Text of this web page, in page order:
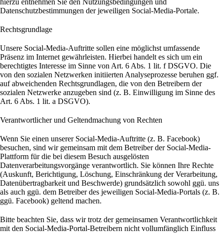
hierzu entnehmen Sie den Nutzungsbedingungen und
Datenschutzbestimmungen der jeweiligen Social-Media-Portale.
Rechtsgrundlage
Unsere Social-Media-Auftritte sollen eine möglichst umfassende
Präsenz im Internet gewährleisten. Hierbei handelt es sich um ein
berechtigtes Interesse im Sinne von Art. 6 Abs. 1 lit. f DSGVO. Die
von den sozialen Netzwerken initiierten Analyseprozesse beruhen ggf.
auf abweichenden Rechtsgrundlagen, die von den Betreibern der
sozialen Netzwerke anzugeben sind (z. B. Einwilligung im Sinne des
Art. 6 Abs. 1 lit. a DSGVO).
Verantwortlicher und Geltendmachung von Rechten
Wenn Sie einen unserer Social-Media-Auftritte (z. B. Facebook)
besuchen, sind wir gemeinsam mit dem Betreiber der Social-Media-
Plattform für die bei diesem Besuch ausgelösten
Datenverarbeitungsvorgänge verantwortlich. Sie können Ihre Rechte
(Auskunft, Berichtigung, Löschung, Einschränkung der Verarbeitung,
Datenübertragbarkeit und Beschwerde) grundsätzlich sowohl ggü. uns
als auch ggü. dem Betreiber des jeweiligen Social-Media-Portals (z. B.
ggü. Facebook) geltend machen.
Bitte beachten Sie, dass wir trotz der gemeinsamen Verantwortlichkeit
mit den Social-Media-Portal-Betreibern nicht vollumfänglich Einfluss